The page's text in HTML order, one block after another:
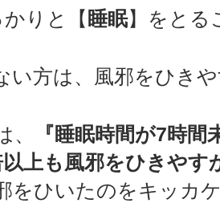
りと【 睡眠】をとる
い方は、風邪をひき
、
『睡眠時間が7時
上も風邪をひきやす
をひいたのをキッカ